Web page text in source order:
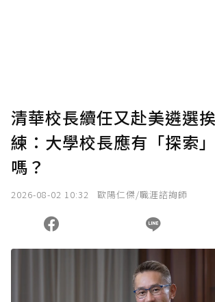
清華校長續任又赴美遴選
練：大學校長應有「探索
嗎？
2026-08-02 10:32 歐陽仁傑/職涯諮詢師